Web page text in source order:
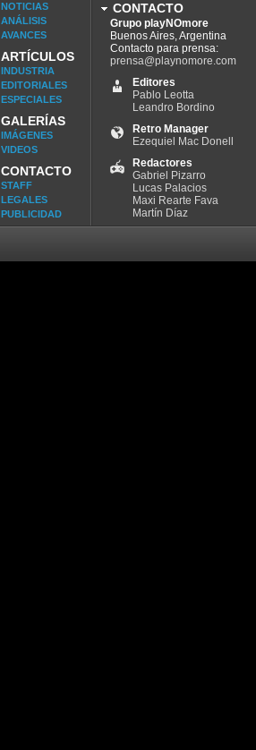
NOTICIAS
ANÁLISIS
AVANCES
ARTÍCULOS
INDUSTRIA
EDITORIALES
ESPECIALES
GALERÍAS
IMÁGENES
VIDEOS
CONTACTO
STAFF
LEGALES
PUBLICIDAD
CONTACTO
Grupo playNOmore
Buenos Aires, Argentina
Contacto para prensa:
prensa@playnomore.com
Editores
Pablo Leotta
Leandro Bordino
Retro Manager
Ezequiel Mac Donell
Redactores
Gabriel Pizarro
Lucas Palacios
Maxi Rearte Fava
Martín Díaz